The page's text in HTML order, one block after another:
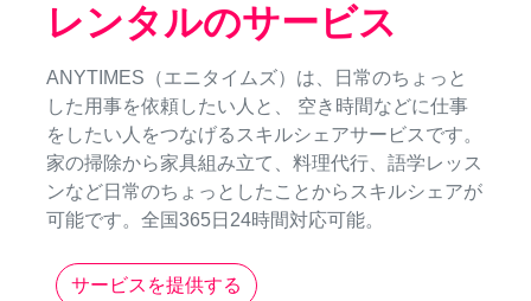
レンタルのサービス
ANYTIMES（エニタイムズ）は、日常のちょっと
した用事を依頼したい人と、 空き時間などに仕事
をしたい人をつなげるスキルシェアサービスです。
家の掃除から家具組み立て、料理代行、語学レッス
ンなど日常のちょっとしたことからスキルシェアが
可能です。全国365日24時間対応可能。
サービスを提供する